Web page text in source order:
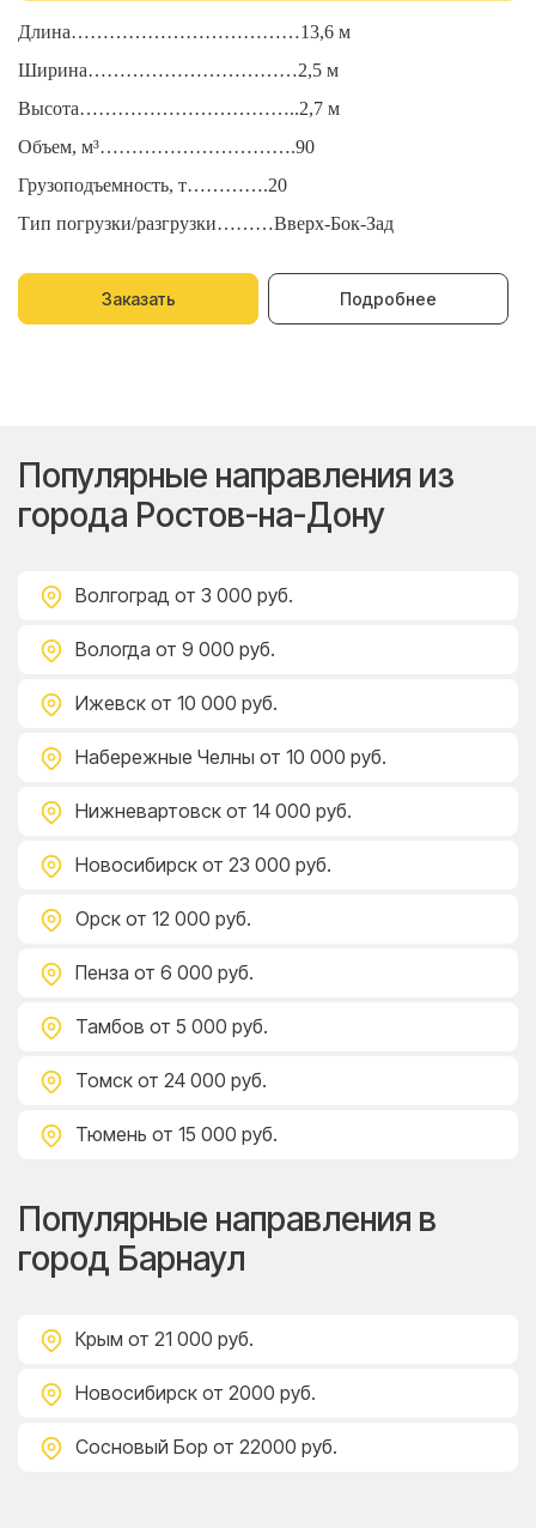
Длина………………………………13,6 м
Ширина……………………………2,5 м
Высота……………………………..2,7 м
Объем, м³………………………….90
Грузоподъемность, т………….20
Тип погрузки/разгрузки………Вверх-Бок-Зад
Заказать Подробнее
Популярные направления из
города Ростов-на-Дону
Волгоград от 3 000 руб.
Вологда от 9 000 руб.
Ижевск от 10 000 руб.
Набережные Челны от 10 000 руб.
Нижневартовск от 14 000 руб.
Новосибирск от 23 000 руб.
Орск от 12 000 руб.
Пенза от 6 000 руб.
Тамбов от 5 000 руб.
Томск от 24 000 руб.
Тюмень от 15 000 руб.
Популярные направления в
город Барнаул
Крым от 21 000 руб.
Новосибирск от 2000 руб.
Сосновый Бор от 22000 руб.